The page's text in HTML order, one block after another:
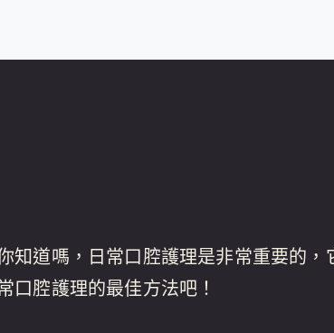
道嗎，日常口腔護理是非常重要的
口腔護理的最佳方法吧！